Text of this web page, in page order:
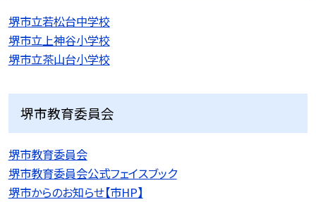
堺市立若松台中学校
堺市立上神谷小学校
堺市立茶山台小学校
堺市教育委員会
堺市教育委員会
堺市教育委員会公式フェイスブック
堺市からのお知らせ【市HP】